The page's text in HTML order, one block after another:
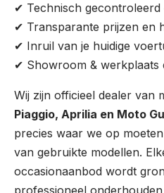
✔ Technisch
✔ Transparante prijzen en
✔ Inruil van je huidige
✔ Showroom & werkplaats
Wij zijn officieel dealer van
Piaggio, Aprilia en Moto
precies waar we op
van gebruikte modellen.
occasionaanbod wordt